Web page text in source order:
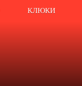
КЛЮКИ